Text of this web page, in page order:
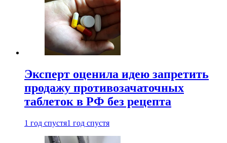
Эксперт оценила идею запретить
продажу противозачаточных
таблеток в РФ без рецепта
1 год спустя1 год спустя